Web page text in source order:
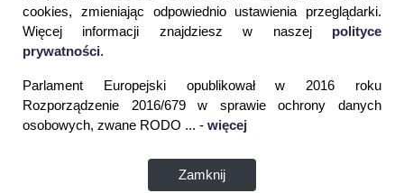
cookies, zmieniając odpowiednio ustawienia przeglądarki.
Więcej informacji znajdziesz w naszej polityce
prywatności.
Parlament Europejski opublikował w 2016 roku
Rozporządzenie 2016/679 w sprawie ochrony danych
osobowych, zwane RODO ... - więcej
Zamknij